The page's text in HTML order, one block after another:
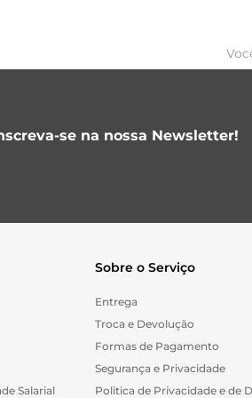
se na nossa Newsletter!
Salarial
Sobre o Serviço
Entrega
Troca e Devolução
Formas de Pagamento
Segurança e Privacidade
Politica de Privacidade e de